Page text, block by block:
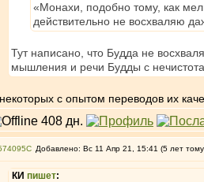
«Монахи, подобно тому, как
действительно не восхваляю
Тут написано, что Будда не
мышления и речи Будды с
с опытом переводов их
Добавлено: Вс 11 Апр 21, 15:41 (5 лет
КИ пишет: